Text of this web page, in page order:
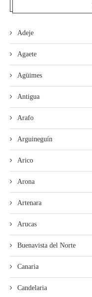
Adeje
Agaete
Agüimes
Antigua
Arafo
Arguineguín
Arico
Arona
Artenara
Arucas
Buenavista del Norte
Canaria
Candelaria